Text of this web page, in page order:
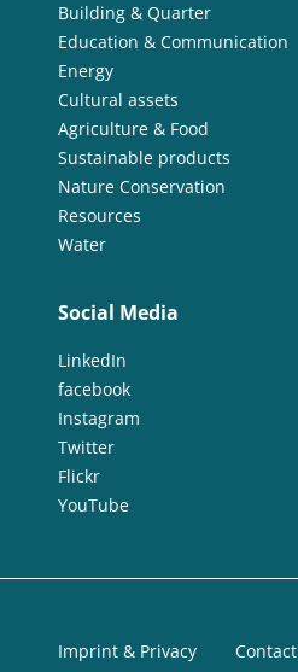
Building & Quarter
Education & Communication
Energy
Cultural assets
Agriculture & Food
Sustainable products
Nature Conservation
Resources
Water
Social Media
LinkedIn
facebook
Instagram
Twitter
Flickr
YouTube
Imprint & Privacy Contact